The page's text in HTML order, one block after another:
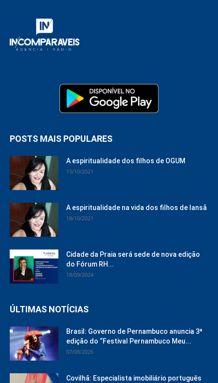
POSTS MAIS POPULARES
A espiritualidade dos filhos de OGUM
15/10/2021
A espiritualidade na vida dos filhos de Iansã
18/10/2021
Cidade da Praia será sede de nova edição
do Fórum RH...
18/09/2024
ÚLTIMAS NOTÍCIAS
Brasil: Governo de Pernambuco anuncia 3ª
edição do “Festival Pernambuco Meu...
07/08/2026
Covilhã: Especialista imobiliário português